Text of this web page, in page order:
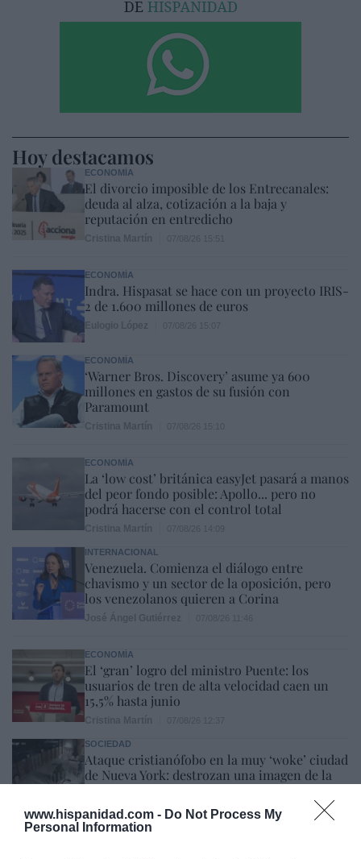
www.hispanidad.com - Do Not Process My
Personal Information
Hoy destacamos
ECONOMÍA
El divorcio imposible de los Entrecanales:
deuda al alza, cotización a la baja y
reputación en entredicho
ECONOMÍA
Indra. Hispasat se hace con un proyecto IRIS-
2 de 1.600 millones de euros
ECONOMÍA
‘Warner Bros. Discovery’ asume ya 600
millones en gastos de su fusión con
Paramount
ECONOMÍA
La ‘low cost’ británica easyJet pasará a manos
del peor fondo posible: Apollo... pero no
podrá hacerse con el control total
INTERNACIONAL
Venezuela. Comienza el diálogo entre
chavismo y un sector de la oposición, pero
los venezolanos quieren a Corina
ECONOMÍA
El ‘gran’ logro del ministro Puente: los
usuarios de tren de alta velocidad caen un
15,5% hasta junio
SOCIEDAD
Ataque cristianófobo en la muy ‘woke’ ciudad
de Nueva York: destrozan una imagen de la
Virgen María
Redacción 07/08/26 11:46